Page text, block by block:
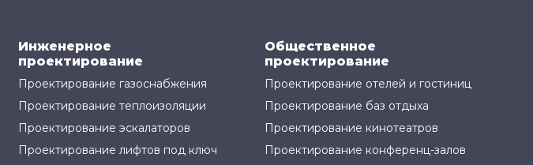
Инженерное
проектирование
Проектирование газоснабжения
Проектирование теплоизоляции
Проектирование эскалаторов
Проектирование лифтов под ключ
Общественное
проектирование
Проектирование отелей и гостиниц
Проектирование баз отдыха
Проектирование кинотеатров
Проектирование конференц-залов